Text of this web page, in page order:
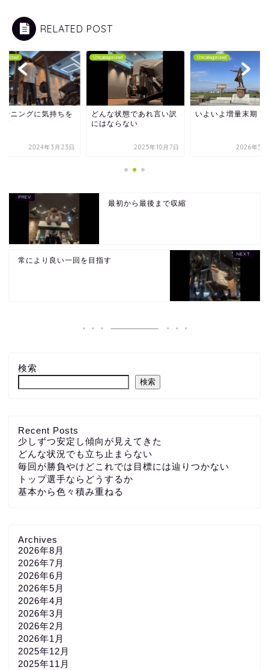
RELATED POST
ーニングに気持ちを
て
2024年3月23日
Uncategorized
どんな状態であれ言い訳
にはならない
2025年10月7日
Uncategorized
いよいよ増量末期
2026年5
最初から最後まで収縮
常により良い一回を目指す
検索
検索
Recent Posts
少しずつ安定し傾向が見えてきた
どんな状況でも立ち止まらない
毎回が勝負やけどこれでは目標には辿りつかない
トップ選手ならどうするか
基本から色々積み重ねる
Archives
2026年8月
2026年7月
2026年6月
2026年5月
2026年4月
2026年3月
2026年2月
2026年1月
2025年12月
2025年11月